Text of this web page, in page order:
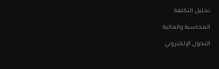
تحليل التكلفة
المحاسبة والمالية
التحول الإلكتروني